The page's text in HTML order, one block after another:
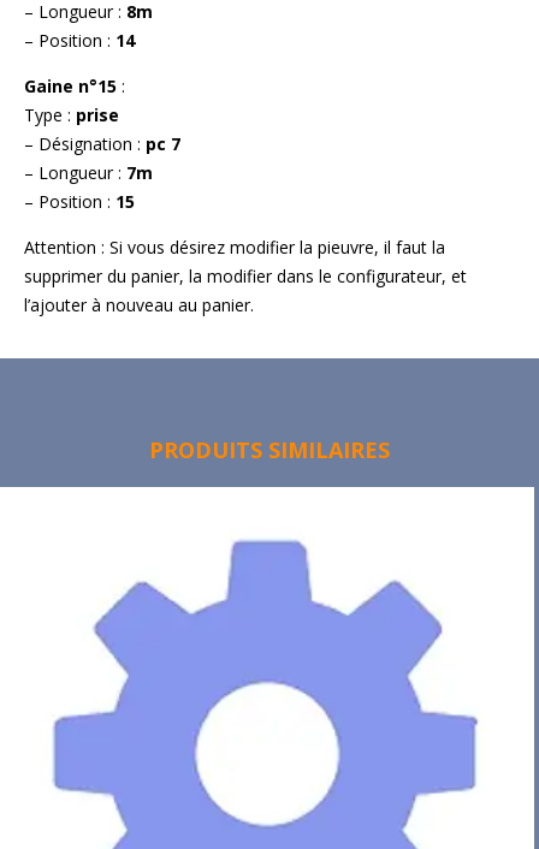
– Longueur : 8m
– Position : 14
Gaine n°15 :
Type : prise
– Désignation : pc 7
– Longueur : 7m
– Position : 15
Attention : Si vous désirez modifier la pieuvre, il faut la
supprimer du panier, la modifier dans le configurateur, et
l’ajouter à nouveau au panier.
PRODUITS SIMILAIRES